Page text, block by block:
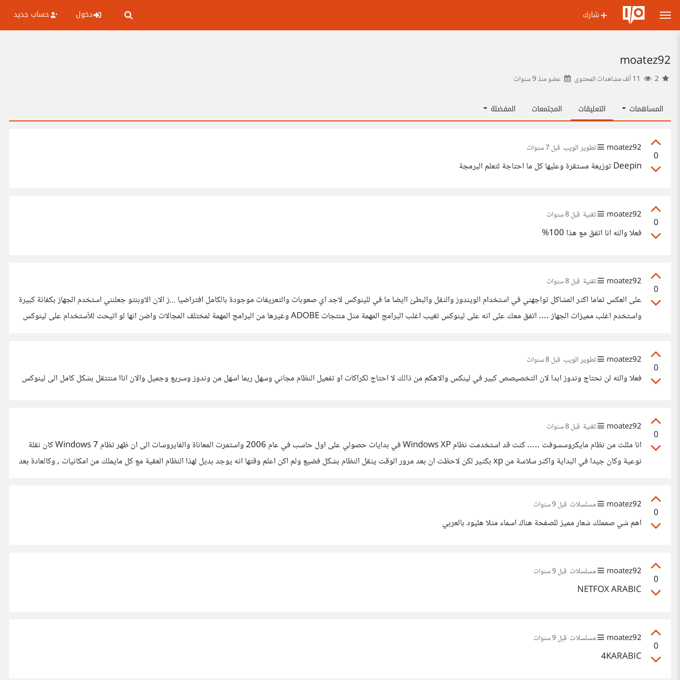
شارك دخول حساب جديد
moatez92
عضو منذ9 سنوات
المساهمات التعليقات المجتمعات المفضلة
0
moatez92 تطوير الويب قبل 7 سنوات
Deepin توزيعة مستقرة وعليها كل ما احتاجة لتعلم البرمجة
0
moatez92 تقنية قبل 8 سنوات
فعلا والله انا اتفق مع هذا 100%
0
moatez92 تقنية قبل 8 سنوات
على العكس تماما اكثر المشاكل تواجهني في استخدام الويندوز والثقل والبطئ اايضا ما في للينوكس لاجد اي صعوبات والتعريفات موجودة بالكامل افتراضيا ...ز الان الاوبنتو جعلنني استخدم الجهاز بكفائة كبيرة
واستخدم اغلب مميزات الجهاز .... اتفق معك على انه على لينوكس تغيب اغلب البرامج المهمة مثل منتجات ADOBE وغيرها من البرامج المهمة لمختلف المجالات واضن انها لو اتيحت للأستخدام على لينوكس
0
moatez92 تطوير الويب قبل 8 سنوات
فعلا والله لن نحتاج وندوز ابدا لان التخصيصص كبير في لينكس والاهكم من ذالك لا احتاج لكراكات او تفعيل النظام مجاني وسهل ربما اسهل من وندوز وسريع وجميل والان اناا منتتقل بشكل كامل الى لينوكس
0
moatez92 تقنية قبل 8 سنوات
انا مللت من نظام مايكروسسوفت ..... كنت قد استخدمت نظام Windows XP في بدايات حصولي على اول حاسب في عام 2006 واستمرت المعاناة والفايروسات الى ان ظهر تظام Windows 7 كان نقلة
نوعية وكان جيدا في البداية واكثر سلاسة من xp بكثير لكن لاحظت ان بعد مرور الوقت يثقل النظام بشكل فضيع ولم اكن اعلم وقتها انه يوجد بديل لهذا النظام العقية مع كل مايملك من امكانيات , وكالعادة بعد
0
moatez92 مسلسلات قبل 9 سنوات
اهم شي صمملك شعار مميز للصفحة هناك اسماء مثلا هليود بالعربي
0
moatez92 مسلسلات قبل 9 سنوات
NETFOX ARABIC
0
moatez92 مسلسلات قبل 9 سنوات
4KARABIC